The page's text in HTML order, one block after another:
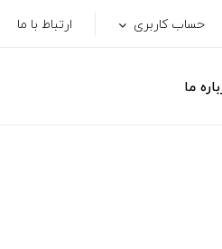
حساب کاربری ارتباط با ما
ما